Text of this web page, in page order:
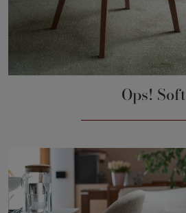
Ops! Soft